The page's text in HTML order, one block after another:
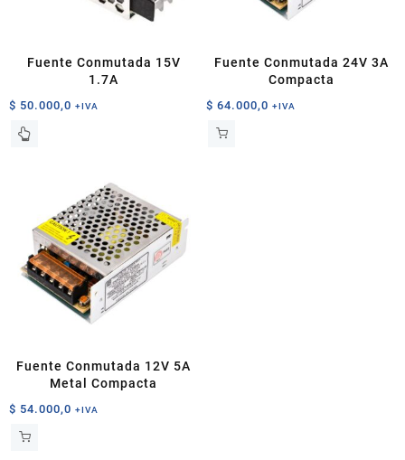
Fuente Conmutada 15V
1.7A
$ 50.000,0 +IVA
Fuente Conmutada 24V 3A
Compacta
$ 64.000,0 +IVA
Fuente Conmutada 12V 5A
Metal Compacta
$ 54.000,0 +IVA